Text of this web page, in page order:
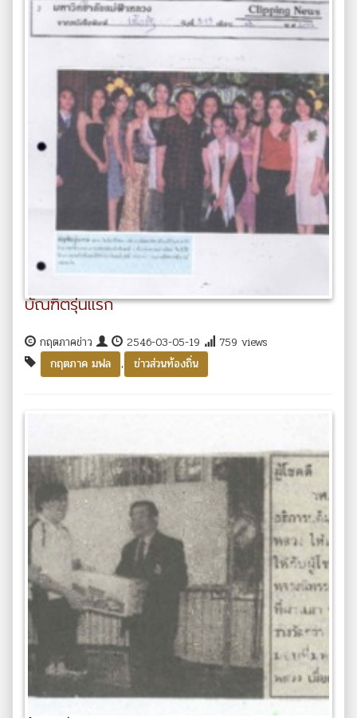
บัณฑิตรุ่นแรก
กฤตภาคข่าว 2546-03-05-19
759 views
กฤตภาค มฟล
, ข่าวส่วนท้องถิ่น